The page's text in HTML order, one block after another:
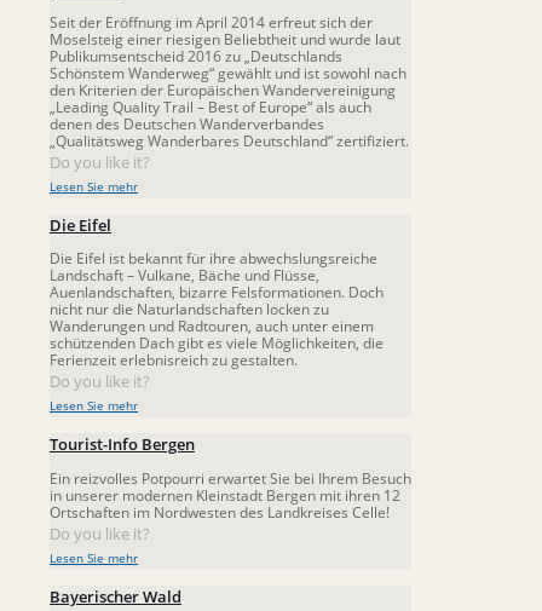
Seit der Eröffnung im April 2014 erfreut sich der
Moselsteig einer riesigen Beliebtheit und wurde laut
Publikumsentscheid 2016 zu „Deutschlands
Schönstem Wanderweg“ gewählt und ist sowohl nach
den Kriterien der Europäischen Wandervereinigung
„Leading Quality Trail – Best of Europe“ als auch
denen des Deutschen Wanderverbandes
„Qualitätsweg Wanderbares Deutschland“ zertifiziert.
Do you like it?
Lesen Sie mehr
Die Eifel
Die Eifel ist bekannt für ihre abwechslungsreiche
Landschaft – Vulkane, Bäche und Flüsse,
Auenlandschaften, bizarre Felsformationen. Doch
nicht nur die Naturlandschaften locken zu
Wanderungen und Radtouren, auch unter einem
schützenden Dach gibt es viele Möglichkeiten, die
Ferienzeit erlebnisreich zu gestalten.
Do you like it?
Lesen Sie mehr
Tourist-Info Bergen
Ein reizvolles Potpourri erwartet Sie bei Ihrem Besuch
in unserer modernen Kleinstadt Bergen mit ihren 12
Ortschaften im Nordwesten des Landkreises Celle!
Do you like it?
Lesen Sie mehr
Bayerischer Wald